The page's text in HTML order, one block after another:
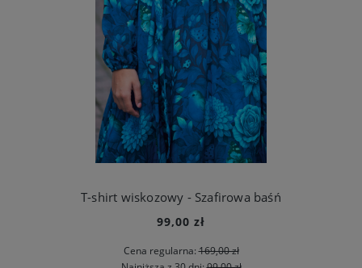
T-shirt wiskozowy - Szafirowa baśń
99,00 zł
Cena regularna:169,00 zł